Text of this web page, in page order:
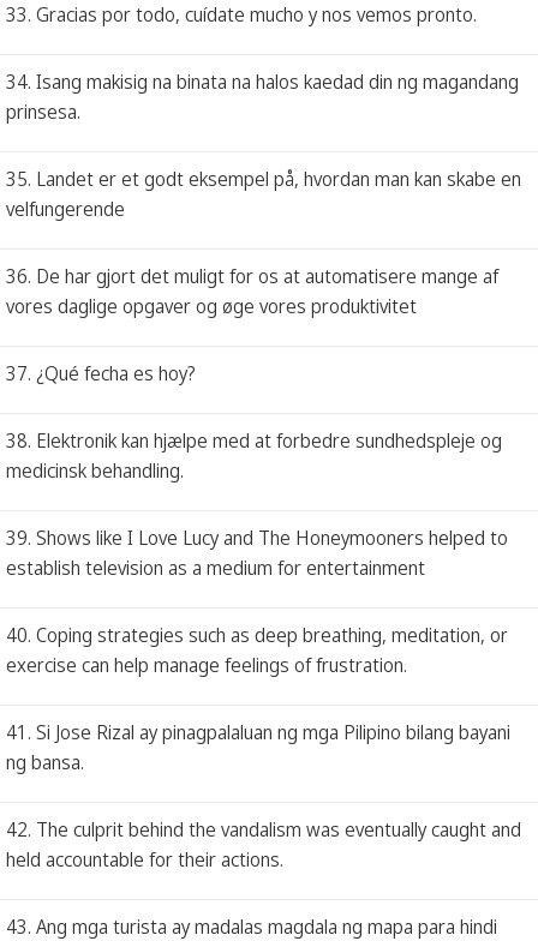
33. Gracias por todo, cuídate mucho y nos vemos pronto.
34. Isang makisig na binata na halos kaedad din ng magandang
prinsesa.
35. Landet er et godt eksempel på, hvordan man kan skabe en
velfungerende
36. De har gjort det muligt for os at automatisere mange af
vores daglige opgaver og øge vores produktivitet
37. ¿Qué fecha es hoy?
38. Elektronik kan hjælpe med at forbedre sundhedspleje og
medicinsk behandling.
39. Shows like I Love Lucy and The Honeymooners helped to
establish television as a medium for entertainment
40. Coping strategies such as deep breathing, meditation, or
exercise can help manage feelings of frustration.
41. Si Jose Rizal ay pinagpalaluan ng mga Pilipino bilang bayani
ng bansa.
42. The culprit behind the vandalism was eventually caught and
held accountable for their actions.
43. Ang mga turista ay madalas magdala ng mapa para hindi